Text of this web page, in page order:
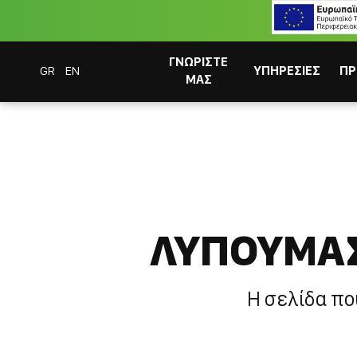
GR EN
ΓΝΩΡΙΣΤΕ
ΜΑΣ
ΥΠΗΡΕΣΙΕΣ
ΣΥΣΤΗΜΑΤΑ CAFITESSE
404 - Η Σελιδα δεν βρεθηκε
Η σελίδα